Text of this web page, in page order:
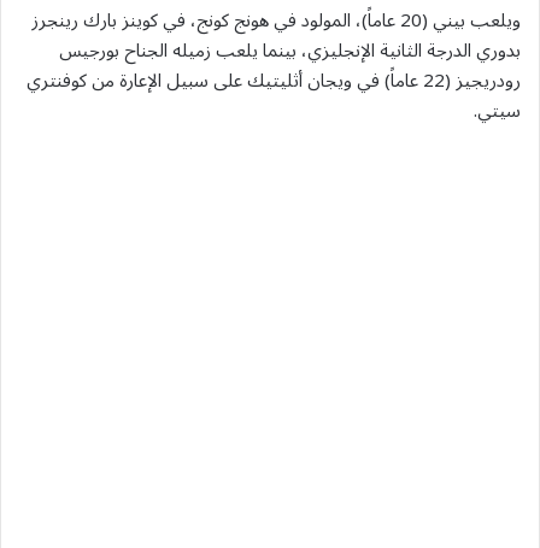
ويلعب بيني (20 عاماً)، المولود في هونج كونج، في كوينز بارك رينجرز
بدوري الدرجة الثانية ‌الإنجليزي، بينما ‌يلعب زميله الجناح بورجيس
رودريجيز (22 ​عاماً) ‌في ⁠ويجان ​أثليتيك على ⁠سبيل الإعارة من كوفنتري
سيتي.